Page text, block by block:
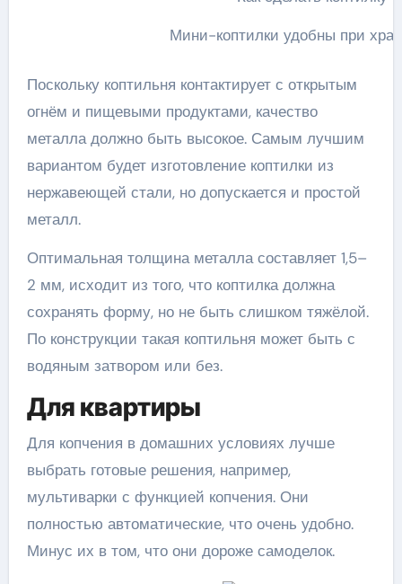
Мини-коптилки удобны при
Поскольку коптильня контактирует с открытым
огнём и пищевыми продуктами, качество
металла должно быть высокое. Самым лучшим
вариантом будет изготовление коптилки из
нержавеющей стали, но допускается и простой
металл.
Оптимальная толщина металла составляет 1,5–
2 мм, исходит из того, что коптилка должна
сохранять форму, но не быть слишком тяжёлой.
По конструкции такая коптильня может быть с
водяным затвором или без.
Для квартиры
Для копчения в домашних условиях лучше
выбрать готовые решения, например,
мультиварки с функцией копчения. Они
полностью автоматические, что очень удобно.
Минус их в том, что они дороже самоделок.